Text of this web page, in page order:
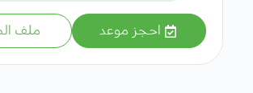
احجز موعد ملف